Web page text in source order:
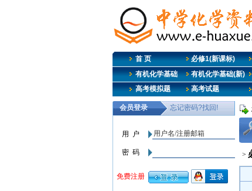
首 页 必修1(新课标)
有机化学基础
有机化学基础(新)
高考模拟题
高考试题
>